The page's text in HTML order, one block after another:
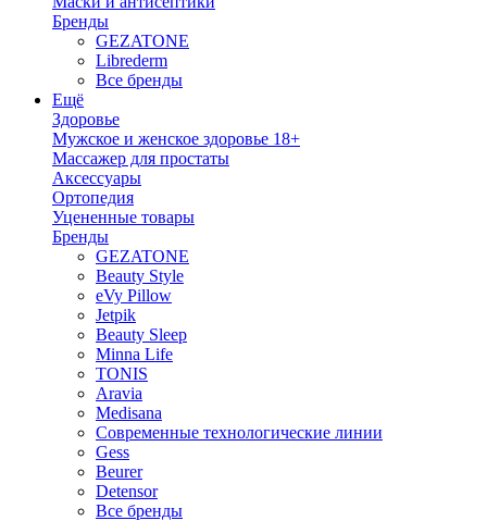
Бренды
GEZATONE
Librederm
Все бренды
Ещё
Здоровье
Мужское и женское здоровье 18+
Массажер для простаты
Аксессуары
Ортопедия
Уцененные товары
Бренды
GEZATONE
Beauty Style
eVy Pillow
Jetpik
Beauty Sleep
Minna Life
TONIS
Aravia
Medisana
Современные технологические линии
Gess
Beurer
Detensor
Все бренды